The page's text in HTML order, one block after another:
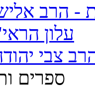
- הרב
עלון
צבי
ספרים